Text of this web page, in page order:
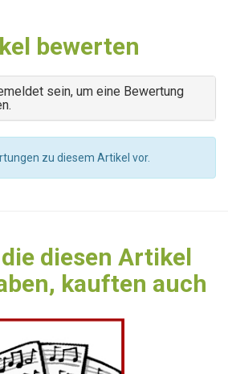
bewerten
sein, um eine Bewertung
zu diesem Artikel vor.
diesen Artikel
kauften auch